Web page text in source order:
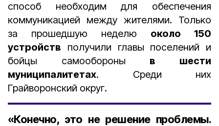
способ необходим для обеспечения
коммуникацией между жителями. Только
за прошедшую неделю около 150
устройств получили главы поселений и
бойцы самообороны в шести
муниципалитетах. Среди них
Грайворонский округ.
«Конечно, это не решение проблемы.